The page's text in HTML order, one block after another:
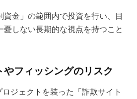
資金」の範囲内で投資を行い、目
憂しない長期的な視点を持つこと
フィッシングのリスク
ジェクトを装った「詐欺サイト